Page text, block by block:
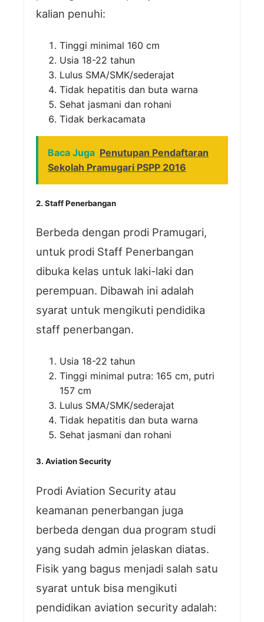
kalian penuhi:
Tinggi minimal 160 cm
Usia 18-22 tahun
Lulus SMA/SMK/sederajat
Tidak hepatitis dan buta warna
Sehat jasmani dan rohani
Tidak berkacamata
Baca Juga Penutupan Pendaftaran
Sekolah Pramugari PSPP 2016
2. Staff Penerbangan
Berbeda dengan prodi Pramugari,
untuk prodi Staff Penerbangan
dibuka kelas untuk laki-laki dan
perempuan. Dibawah ini adalah
syarat untuk mengikuti pendidika
staff penerbangan.
Usia 18-22 tahun
Tinggi minimal putra: 165 cm, putri
157 cm
Lulus SMA/SMK/sederajat
Tidak hepatitis dan buta warna
Sehat jasmani dan rohani
3. Aviation Security
Prodi Aviation Security atau
keamanan penerbangan juga
berbeda dengan dua program studi
yang sudah admin jelaskan diatas.
Fisik yang bagus menjadi salah satu
syarat untuk bisa mengikuti
pendidikan aviation security adalah: